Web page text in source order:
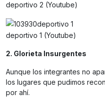
deportivo 2 (Youtube)
deportivo 1 (Youtube)
2. Glorieta Insurgentes
Aunque los integrantes no
los lugares que pudimos
por ahí.